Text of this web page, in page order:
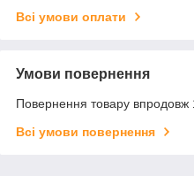
Всі умови оплати
Умови повернення
Повернення товару впродовж
Всі умови повернення